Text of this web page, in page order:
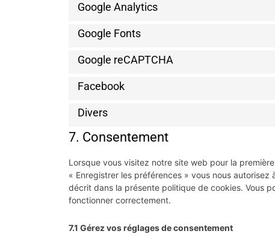
Google Analytics
Google Fonts
Google reCAPTCHA
Facebook
Divers
7. Consentement
Lorsque vous visitez notre site web pour la
« Enregistrer les préférences » vous nous
décrit dans la présente politique de cookies. Vous
fonctionner correctement.
7.1 Gérez vos réglages de consentement